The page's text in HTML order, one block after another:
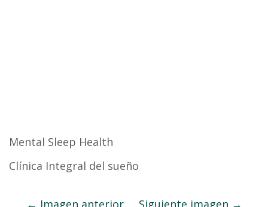
Mental Sleep Health
Clínica Integral del sueño
Imagen anterior Siguiente imagen